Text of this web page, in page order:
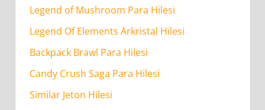
Gönder
Güvenilirmi?
Block
Craft
3D
Legend of Mushroom Para Hilesi
Legend Of Elements Arkristal Hilesi
Backpack Brawl Para Hilesi
Candy Crush Saga Para Hilesi
Similar Jeton Hilesi